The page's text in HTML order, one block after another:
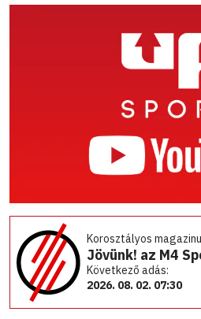
Korosztályos
Jövünk! az M4
Következő adás:
2026. 08. 02. 07:30